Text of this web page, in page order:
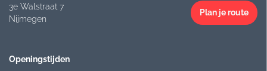
3e Walstraat 7
Nijmegen
Plan je route
Openingstijden